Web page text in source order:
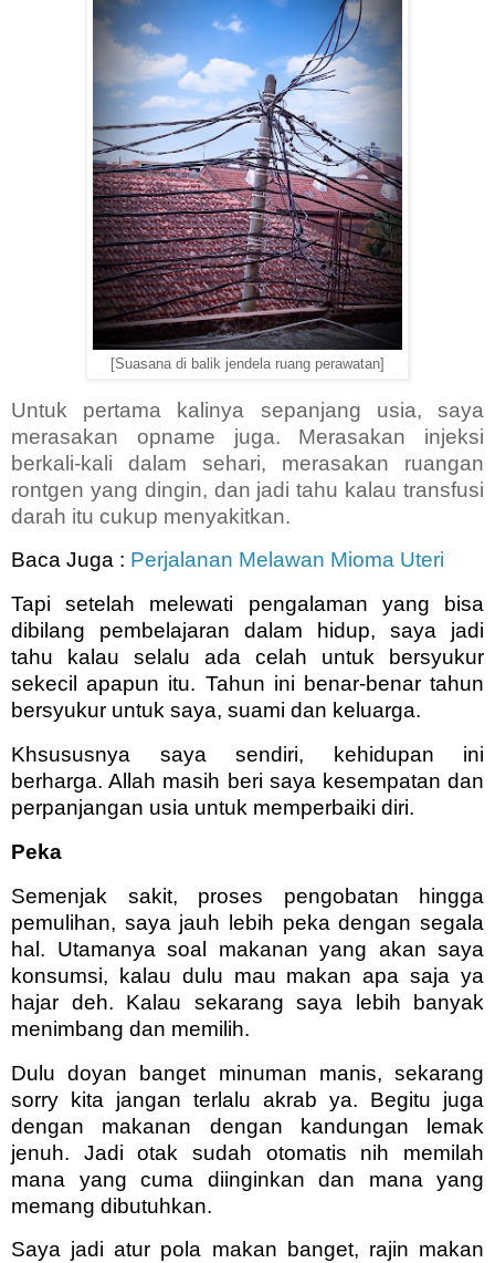
[Suasana di balik jendela ruang perawatan]
Untuk pertama kalinya sepanjang usia, saya
merasakan opname juga. Merasakan injeksi
berkali-kali dalam sehari, merasakan ruangan
rontgen yang dingin, dan jadi tahu kalau transfusi
darah itu cukup menyakitkan.
Baca Juga : Perjalanan Melawan Mioma Uteri
Tapi setelah melewati pengalaman yang bisa
dibilang pembelajaran dalam hidup, saya jadi
tahu kalau selalu ada celah untuk bersyukur
sekecil apapun itu. Tahun ini benar-benar tahun
bersyukur untuk saya, suami dan keluarga.
Khsususnya saya sendiri, kehidupan ini
berharga. Allah masih beri saya kesempatan dan
perpanjangan usia untuk memperbaiki diri.
Peka
Semenjak sakit, proses pengobatan hingga
pemulihan, saya jauh lebih peka dengan segala
hal. Utamanya soal makanan yang akan saya
konsumsi, kalau dulu mau makan apa saja ya
hajar deh. Kalau sekarang saya lebih banyak
menimbang dan memilih.
Dulu doyan banget minuman manis, sekarang
sorry kita jangan terlalu akrab ya. Begitu juga
dengan makanan dengan kandungan lemak
jenuh. Jadi otak sudah otomatis nih memilah
mana yang cuma diinginkan dan mana yang
memang dibutuhkan.
Saya jadi atur pola makan banget, rajin makan